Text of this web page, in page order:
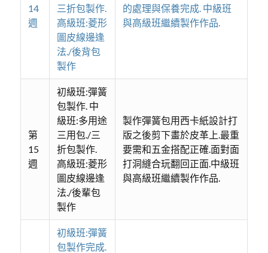
14
週
三折包製作.
高級班:菱形
圖皮線邊逢
法./後背包
製作
的處理與保養完成. 中級班
與高級班繼續製作作品.
第
15
週
初級班:彈簧
包製作. 中
級班:多用途
三用包./三
折包製作.
高級班:菱形
圖皮線邊逢
法./後輩包
製作
製作彈簧包用西卡紙設計打
版之後剪下畫於皮革上.最重
要需和五金搭配正確.面對面
打洞縫合玩翻回正面.中級班
與高級班繼續製作作品.
初級班:彈簧
包製作完成.